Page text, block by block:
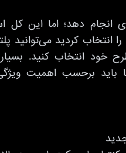
انجام دهد؛ اما این کل
انتخاب کردید می‌توانید
خود انتخاب کنید.
باید برحسب اهمیت